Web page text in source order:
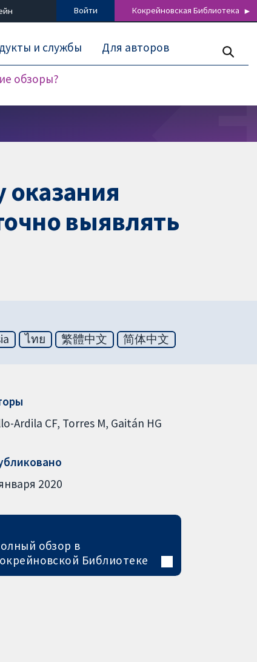
Войти Кокрейновская Библиотека
обзоры?
и службы Для авторов
оказания
выявлять
ไทย 繁體中文 简体中文
Ardila CF Torres M Gaitán HG
2020
обзор в
Библиотеке